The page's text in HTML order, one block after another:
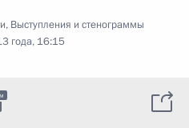
, Выступления и стенограммы
года, 16:15